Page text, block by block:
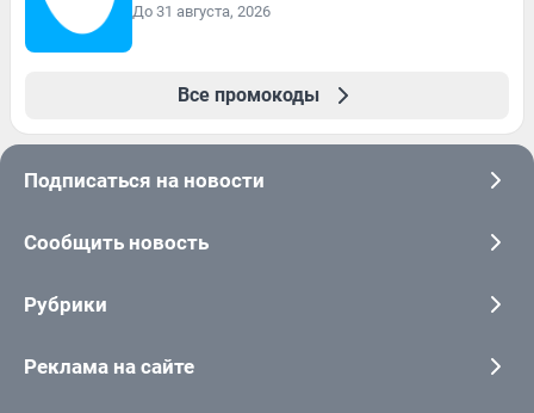
До 31 августа, 2026
Все промокоды
Подписаться на новости
Сообщить новость
Рубрики
Реклама на сайте